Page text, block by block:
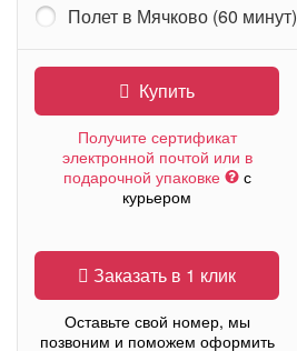
Полет в Мячково (60 минут)
Купить
Получите сертификат
электронной почтой или в
подарочной упаковке
с
курьером
Заказать в 1 клик
Оставьте свой номер, мы
позвоним и поможем оформить